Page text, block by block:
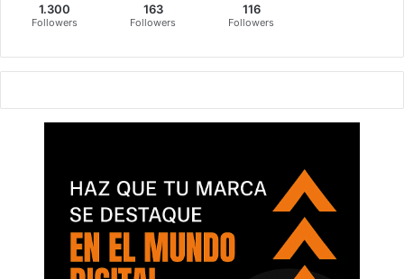
1.300
Followers
163
Followers
116
Followers